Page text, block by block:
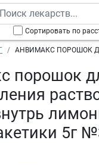
содержанию
Сортировать по
АНВИМАКС ПОРОШОК
порошок
5г